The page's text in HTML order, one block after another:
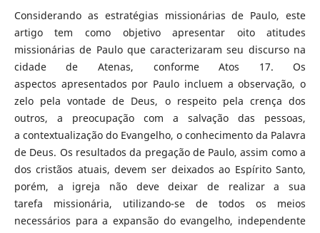
Considerando as estratégias missionárias de Paulo, este
artigo tem como objetivo apresentar oito atitudes
missionárias de Paulo que caracterizaram seu discurso na
cidade de Atenas, conforme Atos 17. Os
aspectos apresentados por Paulo incluem a observação, o
zelo pela vontade de Deus, o respeito pela crença dos
outros, a preocupação com a salvação das pessoas,
a contextualização do Evangelho, o conhecimento da Palavra
de Deus. Os resultados da pregação de Paulo, assim como a
dos cristãos atuais, devem ser deixados ao Espírito Santo,
porém, a igreja não deve deixar de realizar a sua
tarefa missionária, utilizando-se de todos os meios
necessários para a expansão do evangelho, independente